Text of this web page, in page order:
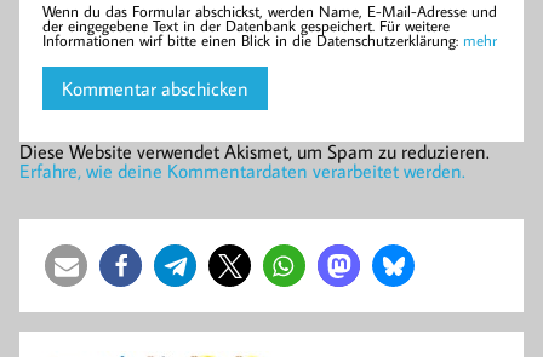
Wenn du das Formular abschickst, werden Name, E-Mail-Adresse und
der eingegebene Text in der Datenbank gespeichert. Für weitere
Informationen wirf bitte einen Blick in die Datenschutzerklärung: mehr
Diese Website verwendet Akismet, um Spam zu reduzieren.
Erfahre, wie deine Kommentardaten verarbeitet werden.